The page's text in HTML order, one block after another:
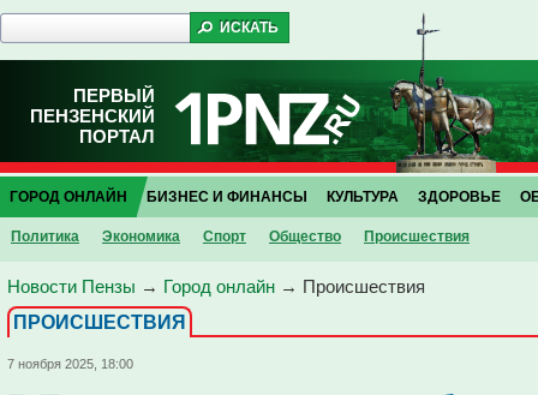
ПЕРВЫЙ
ПЕНЗЕНСКИЙ
ПОРТАЛ
ГОРОД ОНЛАЙН
Политика Экономика Спорт Общество Проиcшествия
БИЗНЕС И ФИНАНСЫ КУЛЬТУРА ЗДОРОВЬЕ
Новости Пензы → Город онлайн → Проиcшествия
ПРОИCШЕСТВИЯ
7 ноября 2025, 18:00